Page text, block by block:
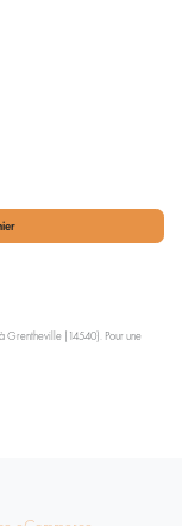
Grentheville (14540). Pour une